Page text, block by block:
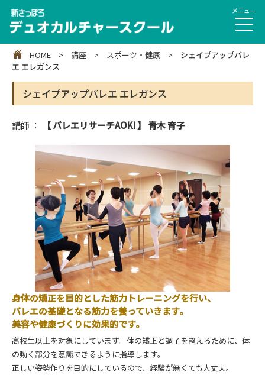
HOME > 講座 > スポーツ・健康 > シェイプアップバレ
エ エレガンス
シェイプアップバレエ エレガンス
講師 ： 【 バレエリサーチAOKI 】 青木 育子
身体の矯正を目的とした筋力トレーニングを行い、
バレエの基礎となる筋力を養っていきます。
美容や健康づくりに効果的です。
高校生以上を対象にしています。体の矯正と調子を整えるために、体
の動く部分を意識できるように指導します。
正しい姿勢作りを目的にしているので、経験が無くても大丈夫。